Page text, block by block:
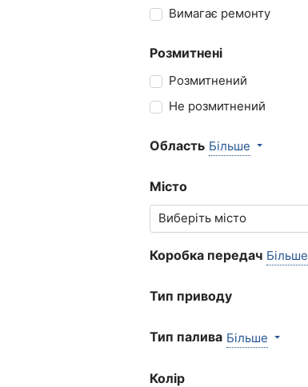
Вимагає ремонту
Розмитнені
Розмитнений
Не розмитнений
Область Більше
Місто
Коробка передач Більше
Тип приводу
Тип палива Більше
Колір